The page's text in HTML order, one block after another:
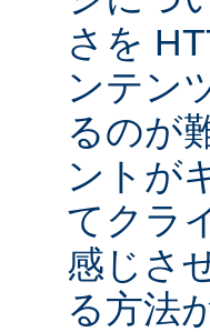
さを
ンテン
るのが
ントが
てクラ
感じさ
る方法